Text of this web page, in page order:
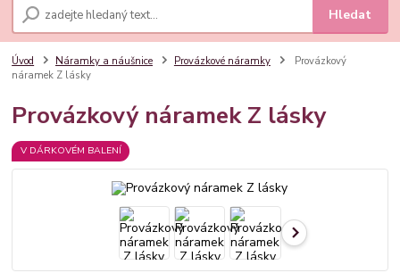
Hledat
Úvod Náramky a náušnice Provázkové náramky
Provázkový
náramek Z lásky
Provázkový náramek Z lásky
V DÁRKOVÉM BALENÍ